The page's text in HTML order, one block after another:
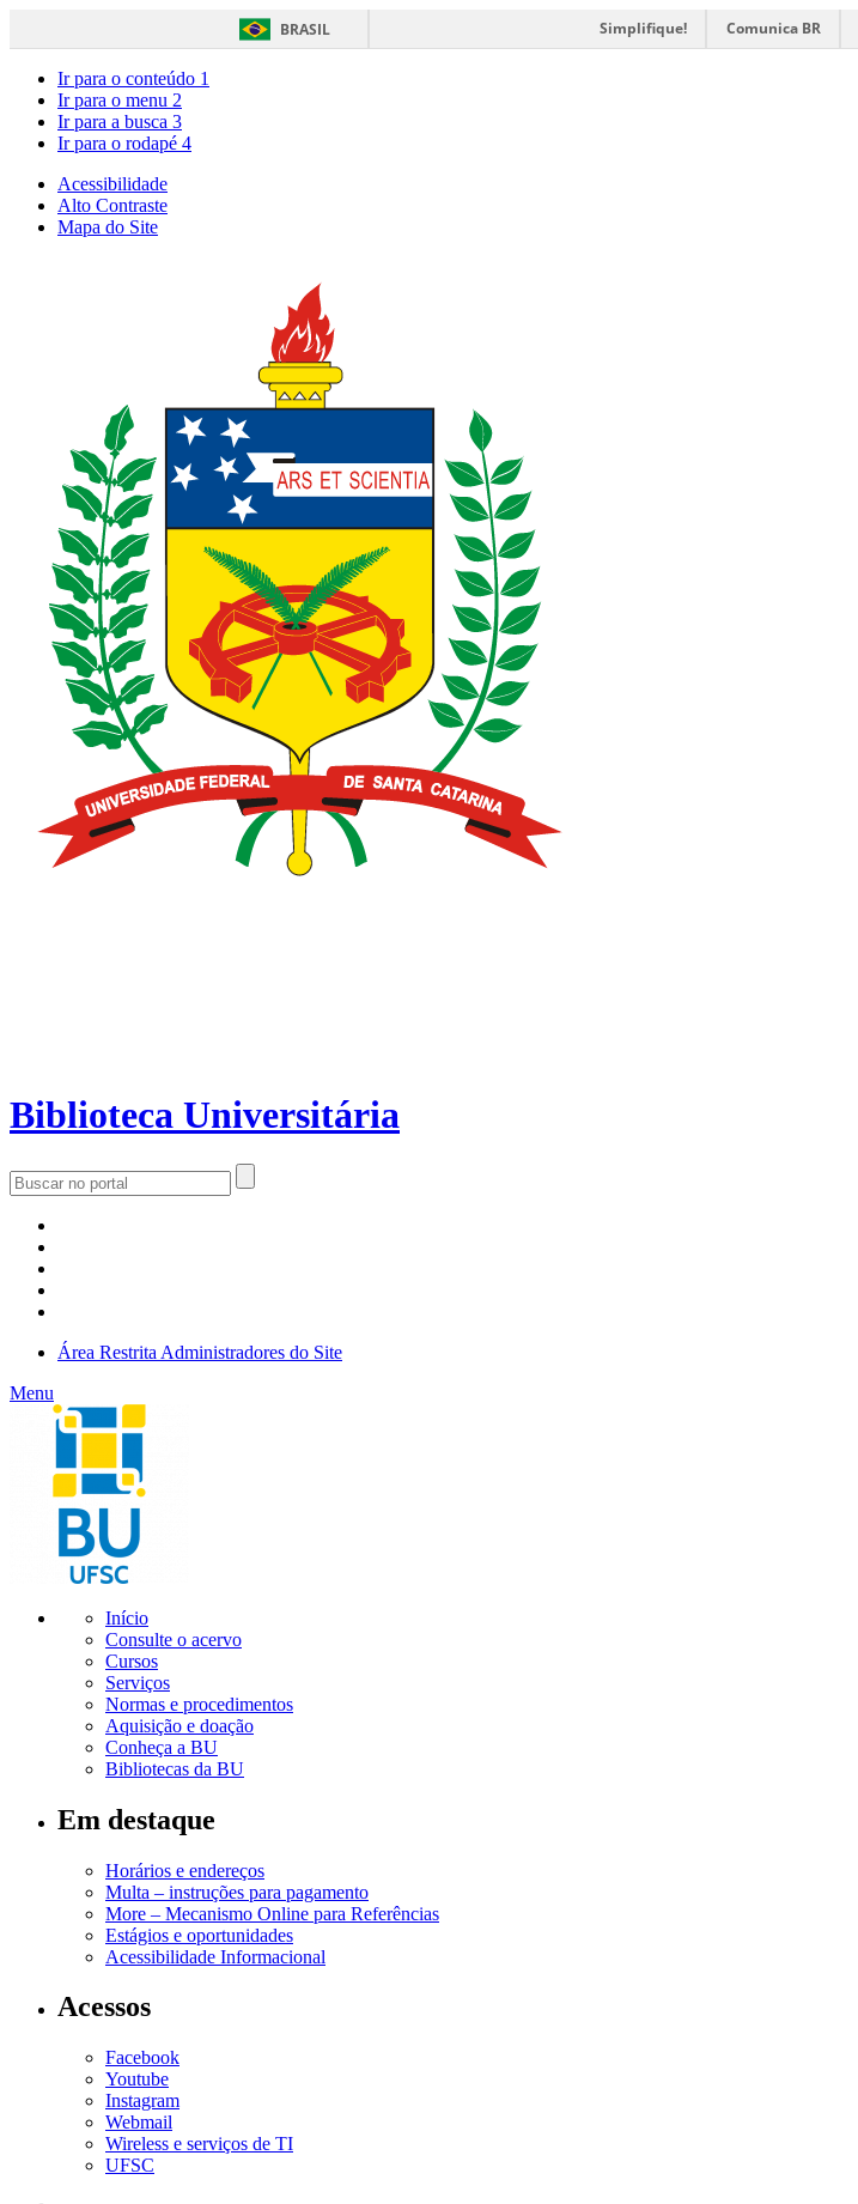
BRASIL Simplifique! Comunica BR
Ir para o conteúdo 1
Ir para o menu 2
Ir para a busca 3
Ir para o rodapé 4
Acessibilidade
Alto Contraste
Mapa do Site
Biblioteca Universitária
Área Restrita Administradores do Site
Menu
Início
Consulte o acervo
Cursos
Serviços
Normas e procedimentos
Aquisição e doação
Conheça a BU
Bibliotecas da BU
Em destaque
Horários e endereços
Multa – instruções para pagamento
More – Mecanismo Online para Referências
Estágios e oportunidades
Acessibilidade Informacional
Acessos
Facebook
Youtube
Instagram
Webmail
Wireless e serviços de TI
UFSC